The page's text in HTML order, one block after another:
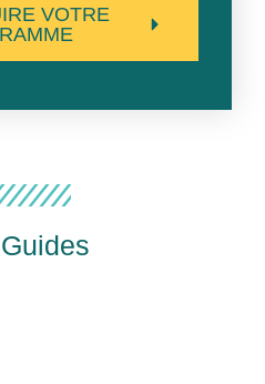
VOTRE